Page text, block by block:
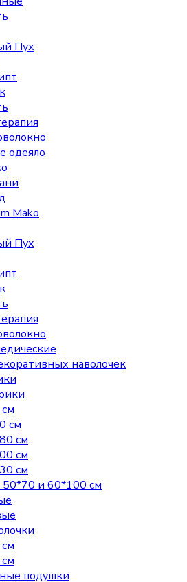
Пух
одеяло
Mako
Пух
наволочек
см
см
см
см
50*70 и 60*100 см
подушки